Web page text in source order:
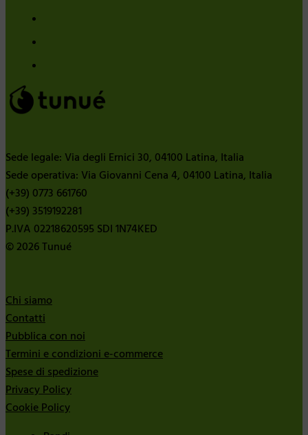
Sede legale: Via degli Ernici 30, 04100 Latina, Italia
Sede operativa: Via Giovanni Cena 4, 04100 Latina, Italia
(+39) 0773 661760
(+39) 3519192281
P.IVA 02218620595 SDI 1N74KED
© 2026 Tunué
Chi siamo
Contatti
Pubblica con noi
Termini e condizioni e-commerce
Spese di spedizione
Privacy Policy
Cookie Policy